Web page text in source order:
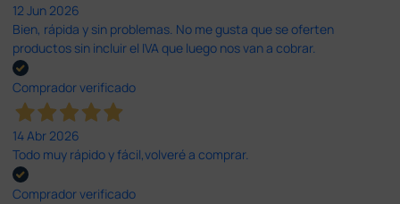
12 Jun 2026
Bien, rápida y sin problemas. No me gusta que se oferten
productos sin incluir el IVA que luego nos van a cobrar.
Comprador verificado
14 Abr 2026
Todo muy rápido y fácil,volveré a comprar.
Comprador verificado